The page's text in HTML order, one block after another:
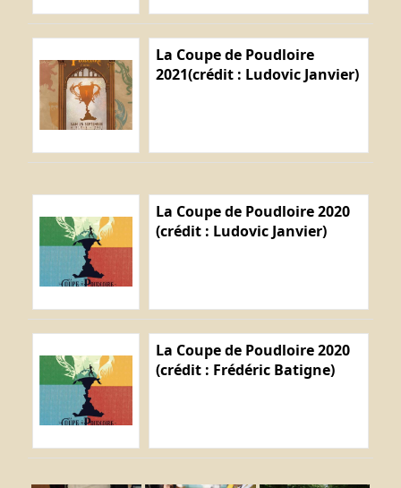
La Coupe de Poudloire
2021(crédit : Ludovic Janvier)
La Coupe de Poudloire 2020
(crédit : Ludovic Janvier)
La Coupe de Poudloire 2020
(crédit : Frédéric Batigne)